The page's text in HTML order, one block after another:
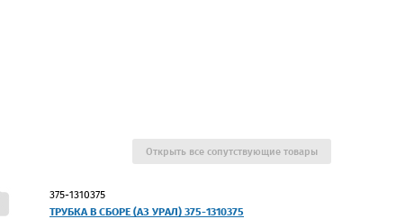
375-1310375
ТРУБКА В СБОРЕ (АЗ УРАЛ) 375-1310375
Открыть все сопутствующие товары